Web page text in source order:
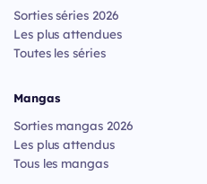
Sorties séries 2026
Les plus attendues
Toutes les séries
Mangas
Sorties mangas 2026
Les plus attendus
Tous les mangas